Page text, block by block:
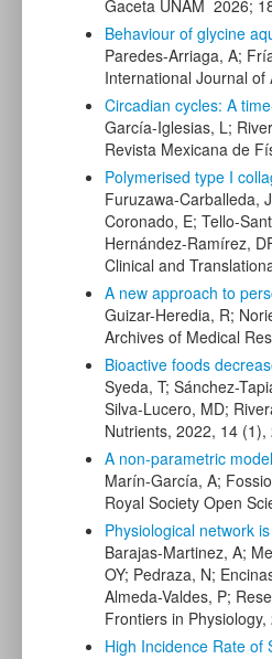
Gaceta UNAM 2026;
Behaviour of glycine
Paredes-Arriaga, A;
International Journal
Circadian cycles: A
García-Iglesias, L;
Revista Mexicana de
Polymerised type I
Furuzawa-Carballeda,
Coronado, E; Tello-
Hernández-Ramírez,
Clinical and
A new approach to
Guizar-Heredia, R;
Archives of Medical
Bioactive foods
Syeda, T; Sánchez-
Silva-Lucero, MD;
Nutrients, 2022, 14 (1),
A non-parametric
Marín-García, A;
Royal Society Open
Physiological network
Barajas-Martinez, A;
OY; Pedraza, N;
Almeda-Valdes, P;
Frontiers in
High Incidence Rate of